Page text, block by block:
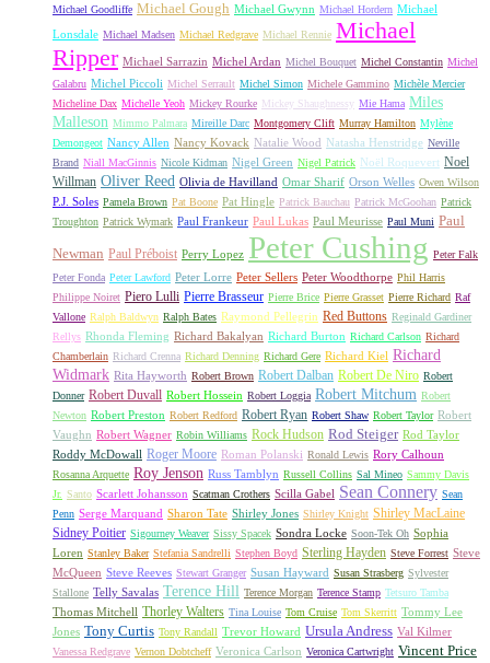
Michael Goodliffe Michael Gough Michael Gwynn Michael Hordern Michael
Lonsdale Michael Madsen Michael Redgrave Michael Rennie Michael
Ripper Michael Sarrazin Michel Ardan Michel Bouquet Michel Constantin Michel
Galabru Michel Piccoli Michel Serrault Michel Simon Michele Gammino Michèle Mercier
Micheline Dax Michelle Yeoh Mickey Rourke Mickey Shaughnessy Mie Hama Miles
Malleson Mimmo Palmara Mireille Darc Montgomery Clift Murray Hamilton Mylène
Demongeot Nancy Allen Nancy Kovack Natalie Wood Natasha Henstridge Neville
Brand Niall MacGinnis Nicole Kidman Nigel Green Nigel Patrick Noël Roquevert Noel
Willman Oliver Reed Olivia de Havilland Omar Sharif Orson Welles Owen Wilson
P.J. Soles Pamela Brown Pat Boone Pat Hingle Patrick Bauchau Patrick McGoohan Patrick
Troughton Patrick Wymark Paul Frankeur Paul Lukas Paul Meurisse Paul Muni Paul
Newman Paul Préboist Perry Lopez Peter Cushing Peter Falk
Peter Fonda Peter Lawford Peter Lorre Peter Sellers Peter Woodthorpe Phil Harris
Philippe Noiret Piero Lulli Pierre Brasseur Pierre Brice Pierre Grasset Pierre Richard Raf
Vallone Ralph Baldwyn Ralph Bates Raymond Pellegrin Red Buttons Reginald Gardiner
Rellys Rhonda Fleming Richard Bakalyan Richard Burton Richard Carlson Richard
Chamberlain Richard Crenna Richard Denning Richard Gere Richard Kiel Richard
Widmark Rita Hayworth Robert Brown Robert Dalban Robert De Niro Robert
Donner Robert Duvall Robert Hossein Robert Loggia Robert Mitchum Robert
Newton Robert Preston Robert Redford Robert Ryan Robert Shaw Robert Taylor Robert
Vaughn Robert Wagner Robin Williams Rock Hudson Rod Steiger Rod Taylor
Roddy McDowall Roger Moore Roman Polanski Ronald Lewis Rory Calhoun
Rosanna Arquette Roy Jenson Russ Tamblyn Russell Collins Sal Mineo Sammy Davis
Jr. Santo Scarlett Johansson Scatman Crothers Scilla Gabel Sean Connery Sean
Penn Serge Marquand Sharon Tate Shirley Jones Shirley Knight Shirley MacLaine
Sidney Poitier Sigourney Weaver Sissy Spacek Sondra Locke Soon-Tek Oh Sophia
Loren Stanley Baker Stefania Sandrelli Stephen Boyd Sterling Hayden Steve Forrest Steve
McQueen Steve Reeves Stewart Granger Susan Hayward Susan Strasberg Sylvester
Stallone Telly Savalas Terence Hill Terence Morgan Terence Stamp Tetsuro Tamba
Thomas Mitchell Thorley Walters Tina Louise Tom Cruise Tom Skerritt Tommy Lee
Jones Tony Curtis Tony Randall Trevor Howard Ursula Andress Val Kilmer
Vanessa Redgrave Vernon Dobtcheff Veronica Carlson Veronica Cartwright Vincent Price